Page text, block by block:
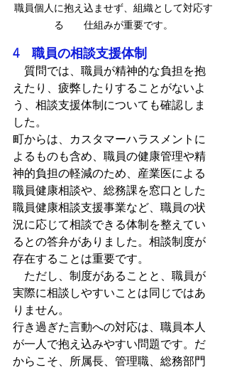
職員個人に抱え込ませず、組織として対応す
る　　仕組みが重要です。
4　職員の相談支援体制
質問では、職員が精神的な負担を抱
えたり、疲弊したりすることがないよ
う、相談支援体制についても確認しま
した。
町からは、カスタマーハラスメントに
よるものも含め、職員の健康管理や精
神的負担の軽減のため、産業医による
職員健康相談や、総務課を窓口とした
職員健康相談支援事業など、職員の状
況に応じて相談できる体制を整えてい
るとの答弁がありました。相談制度が
存在することは重要です。
ただし、制度があることと、職員が
実際に相談しやすいことは同じではあ
りません。
行き過ぎた言動への対応は、職員本人
が一人で抱え込みやすい問題です。だ
からこそ、所属長、管理職、総務部門